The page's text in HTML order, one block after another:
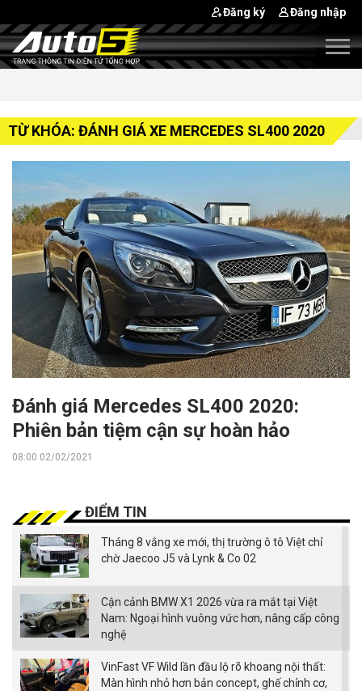
Đăng ký Đăng nhập
TỪ KHÓA: ĐÁNH GIÁ XE MERCEDES SL400 2020
Đánh giá Mercedes SL400 2020:
Phiên bản tiệm cận sự hoàn hảo
08:00 02/02/2021
ĐIỂM TIN
Tháng 8 vắng xe mới, thị trường ô tô Việt chỉ
chờ Jaecoo J5 và Lynk & Co 02
Cận cảnh BMW X1 2026 vừa ra mắt tại Việt
Nam: Ngoại hình vuông vức hơn, nâng cấp công
nghệ
VinFast VF Wild lần đầu lộ rõ khoang nội thất:
Màn hình nhỏ hơn bản concept, ghế chỉnh cơ,